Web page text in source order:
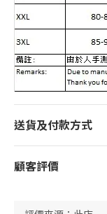
送貨及付款方式
顧客評價